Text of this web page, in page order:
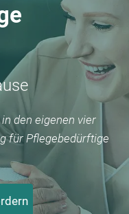
den eigenen vier
für Pflegebedürftige